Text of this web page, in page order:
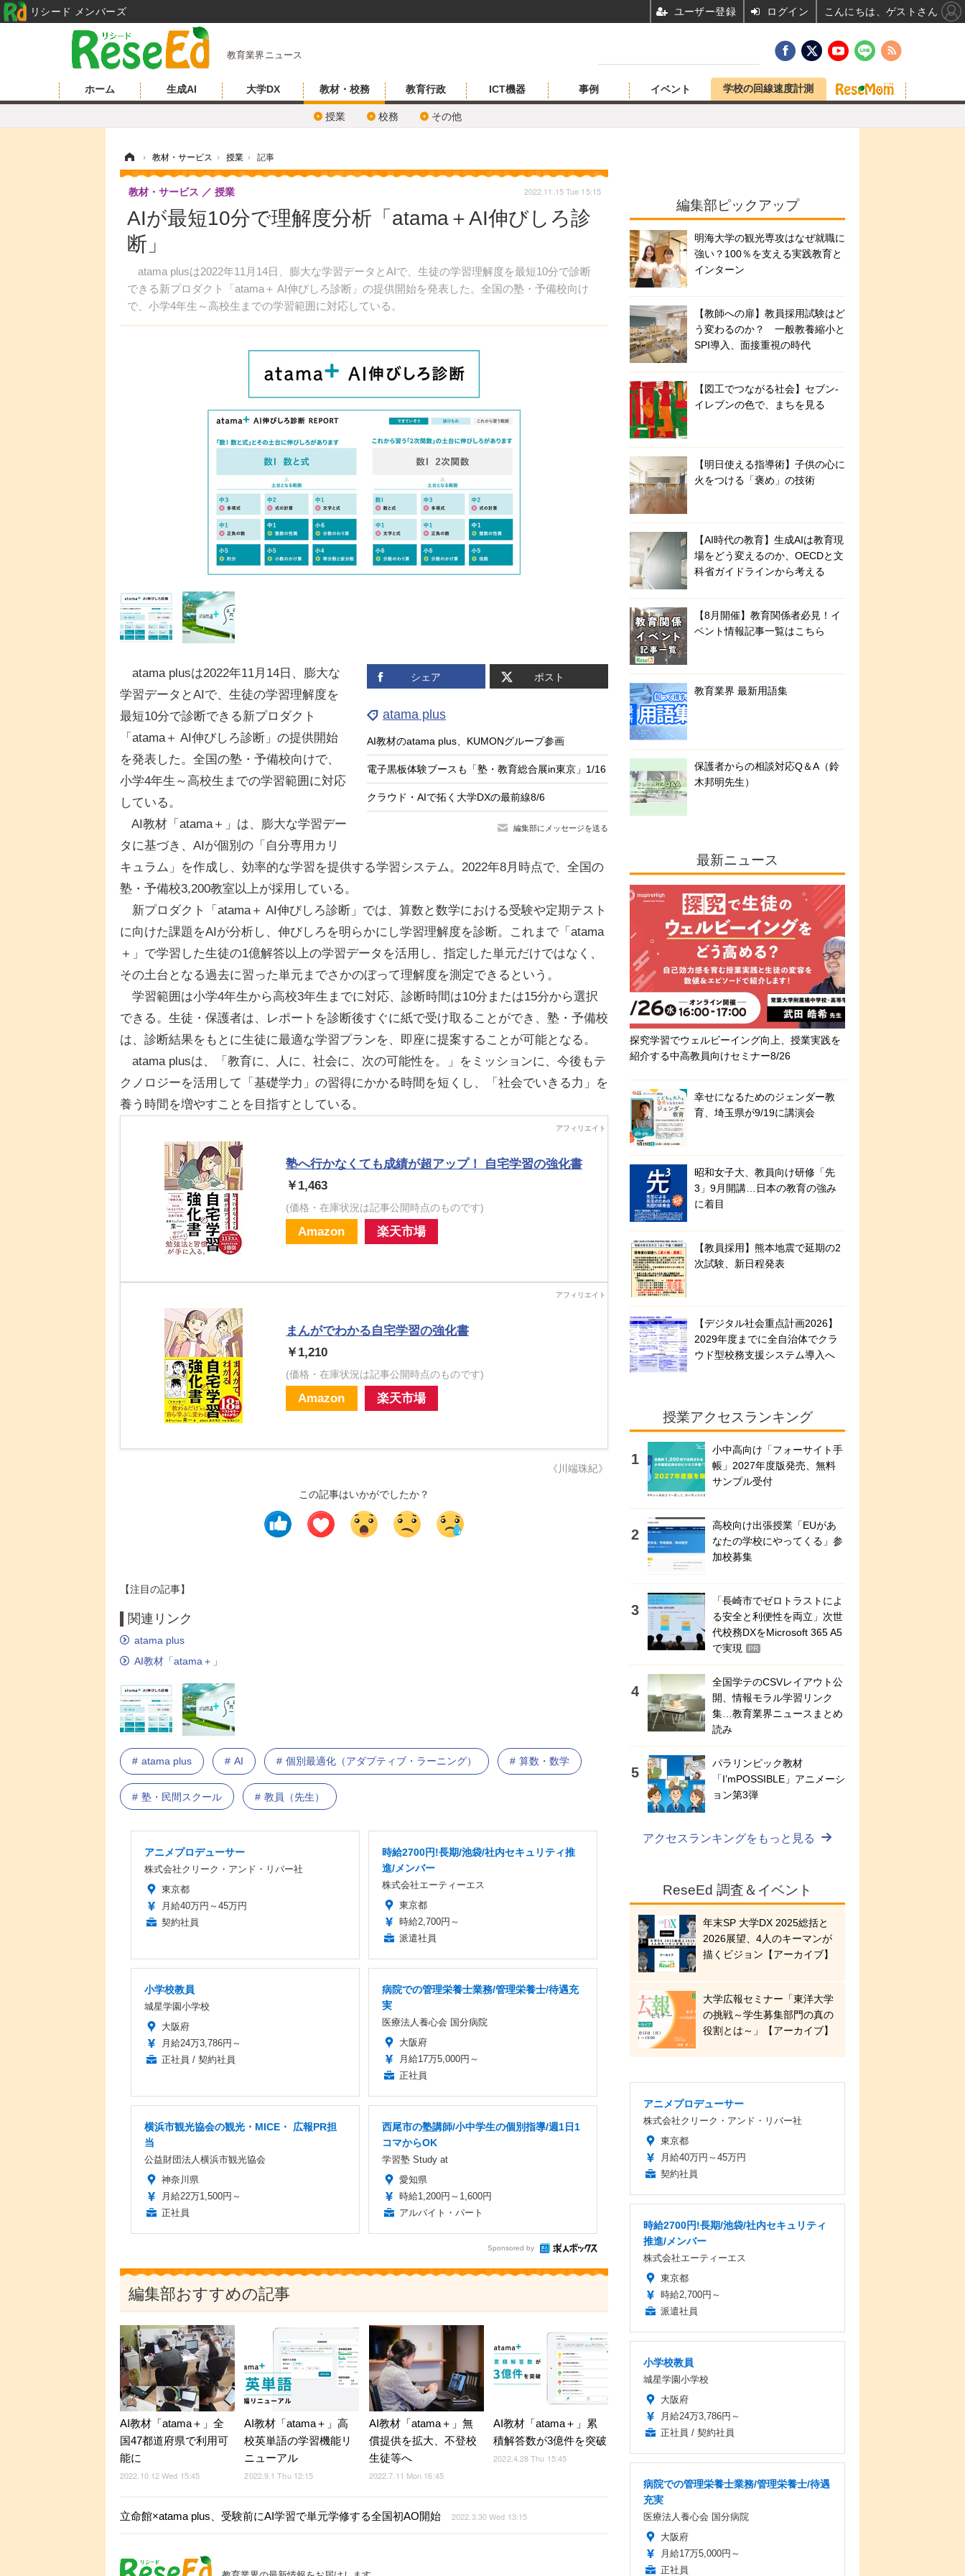
教育業界ニュース
ホーム 生成AI 大学DX 教材・校務
授業 校務 その他
教育行政 ICT機器 事例 イベント 学校の回線速度計測
› 教材・サービス › 授業 › 記事
AIが最短10分で理解度分析「atama＋AI伸びしろ診
断」
atama plusは2022年11月14日、膨大な学習データとAIで、生徒の学習理解度を最短10分で診断
できる新プロダクト「atama＋ AI伸びしろ診断」の提供開始を発表した。全国の塾・予備校向け
で、小学4年生～高校生までの学習範囲に対応している。
教材・サービス 授業 2022.11.15 Tue 15:15
シェア ポスト
atama plus
AI教材のatama plus、KUMONグループ参画
電子黒板体験ブースも「塾・教育総合展in東京」1/16
クラウド・AIで拓く大学DXの最前線8/6
編集部にメッセージを送る
atama plusは2022年11月14日、膨大な
学習データとAIで、生徒の学習理解度を
最短10分で診断できる新プロダクト
「atama＋ AI伸びしろ診断」の提供開始
を発表した。全国の塾・予備校向けで、
小学4年生～高校生までの学習範囲に対応
している。
AI教材「atama＋」は、膨大な学習デー
タに基づき、AIが個別の「自分専用カリ
キュラム」を作成し、効率的な学習を提供する学習システム。2022年8月時点で、全国の
塾・予備校3,200教室以上が採用している。
新プロダクト「atama＋ AI伸びしろ診断」では、算数と数学における受験や定期テスト
に向けた課題をAIが分析し、伸びしろを明らかにし学習理解度を診断。これまで「atama
＋」で学習した生徒の1億解答以上の学習データを活用し、指定した単元だけではなく、
その土台となる過去に習った単元までさかのぼって理解度を測定できるという。
学習範囲は小学4年生から高校3年生までに対応、診断時間は10分または15分から選択
できる。生徒・保護者は、レポートを診断後すぐに紙で受け取ることができ、塾・予備校
は、診断結果をもとに生徒に最適な学習プランを、即座に提案することが可能となる。
atama plusは、「教育に、人に、社会に、次の可能性を。」をミッションに、今後もテ
クノロジーを活用して「基礎学力」の習得にかかる時間を短くし、「社会でいきる力」を
養う時間を増やすことを目指すとしている。
塾へ行かなくても成績が超アップ！ 自宅学習の強化書
￥1,463
(価格・在庫状況は記事公開時点のものです)
Amazon 楽天市場
まんがでわかる自宅学習の強化書
￥1,210
(価格・在庫状況は記事公開時点のものです)
Amazon 楽天市場
《川端珠紀》
この記事はいかがでしたか？
【注目の記事】
関連リンク
atama plus
AI教材「atama＋」
atama plus AI 個別最適化（アダプティブ・ラーニング） 算数・数学
塾・民間スクール 教員（先生）
アニメプロデューサー
株式会社クリーク・アンド・リバー社
東京都
月給40万円～45万円
契約社員
時給2700円!長期/池袋/社内セキュリティ推
進/メンバー
株式会社エーティーエス
東京都
時給2,700円～
派遣社員
小学校教員
城星学園小学校
大阪府
月給24万3,786円～
正社員 / 契約社員
病院での管理栄養士業務/管理栄養士/待遇充
実
医療法人養心会 国分病院
大阪府
月給17万5,000円～
正社員
横浜市観光協会の観光・MICE・ 広報PR担
当
公益財団法人横浜市観光協会
神奈川県
月給22万1,500円～
正社員
西尾市の塾講師/小中学生の個別指導/週1日1
コマからOK
学習塾 Study at
愛知県
時給1,200円～1,600円
アルバイト・パート
Sponsored by
編集部おすすめの記事
AI教材「atama＋」全
国47都道府県で利用可
能に
2022.10.12 Wed 15:45
AI教材「atama＋」高
校英単語の学習機能リ
ニューアル
2022.9.1 Thu 12:15
AI教材「atama＋」無
償提供を拡大、不登校
生徒等へ
2022.7.11 Mon 16:45
AI教材「atama＋」累
積解答数が3億件を突破
2022.4.28 Thu 15:45
立命館×atama plus、受験前にAI学習で単元学修する全国初AO開始 2022.3.30 Wed 13:15
編集部ピックアップ
明海大学の観光専攻はなぜ就職に
強い？100％を支える実践教育と
インターン
【教師への扉】教員採用試験はど
う変わるのか？ 一般教養縮小と
SPI導入、面接重視の時代
【図工でつながる社会】セブン‐
イレブンの色で、まちを見る
【明日使える指導術】子供の心に
火をつける「褒め」の技術
【AI時代の教育】生成AIは教育現
場をどう変えるのか、OECDと文
科省ガイドラインから考える
【8月開催】教育関係者必見！イ
ベント情報記事一覧はこちら
教育業界 最新用語集
保護者からの相談対応Q＆A（鈴
木邦明先生）
最新ニュース
探究学習でウェルビーイング向上、授業実践を
紹介する中高教員向けセミナー8/26
幸せになるためのジェンダー教
育、埼玉県が9/19に講演会
昭和女子大、教員向け研修「先
3」9月開講…日本の教育の強み
に着目
【教員採用】熊本地震で延期の2
次試験、新日程発表
【デジタル社会重点計画2026】
2029年度までに全自治体でクラ
ウド型校務支援システム導入へ
授業アクセスランキング
小中高向け「フォーサイト手
帳」2027年度版発売、無料
サンプル受付
高校向け出張授業「EUがあ
なたの学校にやってくる」参
加校募集
「長崎市でゼロトラストによ
る安全と利便性を両立」次世
代校務DXをMicrosoft 365 A5
で実現
PR
全国学テのCSVレイアウト公
開、情報モラル学習リンク
集…教育業界ニュースまとめ
読み
パラリンピック教材
「I’mPOSSIBLE」アニメーシ
ョン第3弾
アクセスランキングをもっと見る
ReseEd 調査＆イベント
年末SP 大学DX 2025総括と
2026展望、4人のキーマンが
描くビジョン【アーカイブ】
大学広報セミナー「東洋大学
の挑戦～学生募集部門の真の
役割とは～」【アーカイブ】
アニメプロデューサー
株式会社クリーク・アンド・リバー社
東京都
月給40万円～45万円
契約社員
時給2700円!長期/池袋/社内セキュリティ
推進/メンバー
株式会社エーティーエス
東京都
時給2,700円～
派遣社員
小学校教員
城星学園小学校
大阪府
月給24万3,786円～
正社員 / 契約社員
病院での管理栄養士業務/管理栄養士/待遇
充実
医療法人養心会 国分病院
大阪府
月給17万5,000円～
正社員
リシード メンバーズ ユーザー登録 ログイン こんにちは、ゲストさん